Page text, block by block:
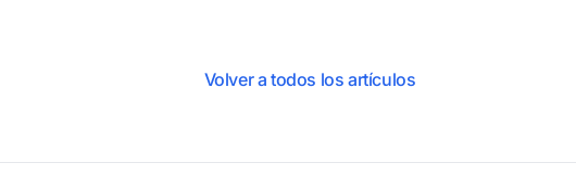
Volver a todos los artículos